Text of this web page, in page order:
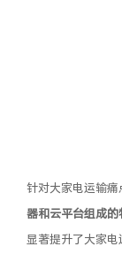
针对大家电运输痛
器和云平台组成
显著提升了大家电